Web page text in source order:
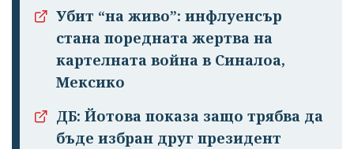
Убит “на живо”: инфлуенсър
стана поредната жертва на
картелната война в Синалоа,
Мексико
ДБ: Йотова показа защо трябва да
бъде избран друг президент